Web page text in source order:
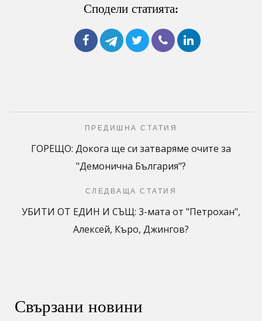
Сподели статията:
ПРЕДИШНА СТАТИЯ
ГОРЕЩО: Докога ще си затваряме очите за
"Демонична България"?
СЛЕДВАЩА СТАТИЯ
УБИТИ ОТ ЕДИН И СЪЩ: 3-мата от "Петрохан",
Алексей, Къро, Джингов?
Свързани новини